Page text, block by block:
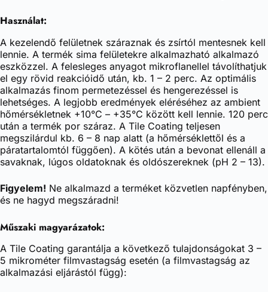
Használat:
A kezelendő felületnek száraznak és zsírtól mentesnek kell
lennie. A termék sima felületekre alkalmazható alkalmazó
eszközzel. A felesleges anyagot mikroflanellel távolíthatjuk
el egy rövid reakcióidő után, kb. 1 – 2 perc. Az optimális
alkalmazás finom permetezéssel és hengerezéssel is
lehetséges. A legjobb eredmények eléréséhez az ambient
hőmérsékletnek +10°C – +35°C között kell lennie. 120 perc
után a termék por száraz. A Tile Coating teljesen
megszilárdul kb. 6 – 8 nap alatt (a hőmérséklettől és a
páratartalomtól függően). A kötés után a bevonat ellenáll a
savaknak, lúgos oldatoknak és oldószereknek (pH 2 – 13).
Figyelem! Ne alkalmazd a terméket közvetlen napfényben,
és ne hagyd megszáradni!
Műszaki magyarázatok:
A Tile Coating garantálja a következő tulajdonságokat 3 –
5 mikrométer filmvastagság esetén (a filmvastagság az
alkalmazási eljárástól függ):